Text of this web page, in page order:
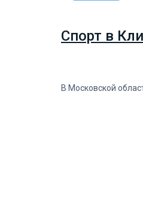
Спорт в
В Московской